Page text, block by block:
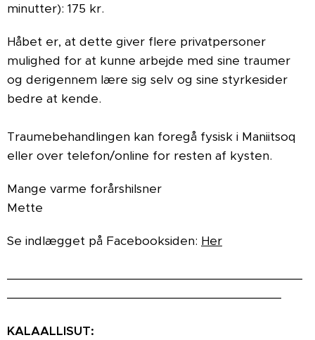
minutter): 175 kr.
Håbet er, at dette giver flere privatpersoner
mulighed for at kunne arbejde med sine traumer
og derigennem lære sig selv og sine styrkesider
bedre at kende.
Traumebehandlingen kan foregå fysisk i Maniitsoq
eller over telefon/online for resten af kysten.
Mange varme forårshilsner
Mette
Se indlægget på Facebooksiden: Her
KALAALLISUT: